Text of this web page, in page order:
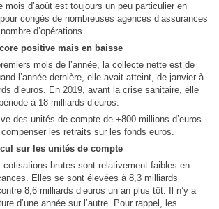
mois d’août est toujours un peu particulier en
congés de nombreuses agences d’assurances
d’opérations.
positive mais en baisse
mois de l’année, la collecte nette est de
l’année dernière, elle avait atteint, de janvier à
d’euros. En 2019, avant la crise sanitaire, elle
à 18 milliards d’euros.
des unités de compte de +800 millions d’euros
compenser les retraits sur les fonds euros.
sur les unités de compte
cotisations brutes sont relativement faibles en
Elles se sont élevées à 8,3 milliards
8,6 milliards d’euros un an plus tôt. Il n’y a
d’une année sur l’autre. Pour rappel, les